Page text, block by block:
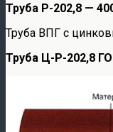
Трубa Р-202,8 —
Трубa ВПГ с
Трубa Ц-Р-202,8